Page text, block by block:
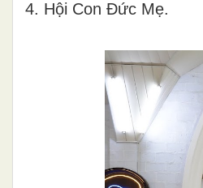
4. Hội Con Đức Mẹ.